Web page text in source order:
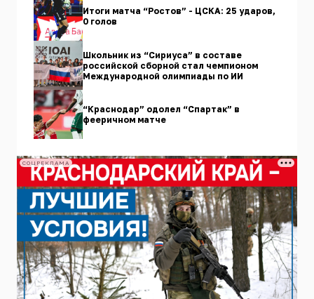
Итоги матча “Ростов” - ЦСКА: 25 ударов,
0 голов
Школьник из “Сириуса” в составе
российской сборной стал чемпионом
Международной олимпиады по ИИ
“Краснодар” одолел “Спартак” в
фееричном матче
СОЦРЕКЛАМА